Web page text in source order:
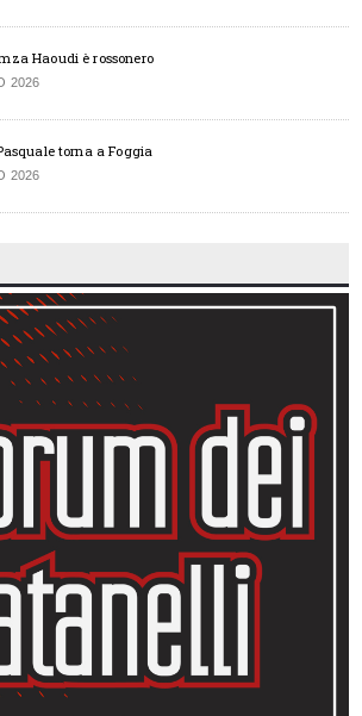
Haoudi è rossonero
2026
torna a Foggia
2026